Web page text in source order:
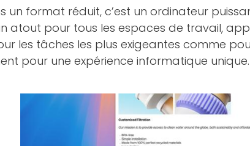
un format réduit, c’est un ordinateur
atout pour tous les espaces de travail,
tâches les plus exigeantes comme
pour une expérience informatique unique.